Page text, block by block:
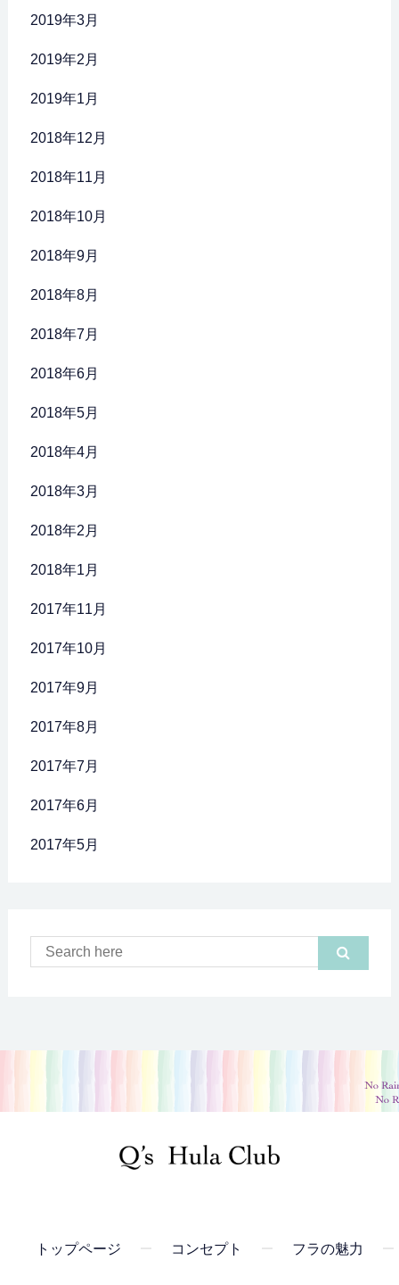
2019年3月
2019年2月
2019年1月
2018年12月
2018年11月
2018年10月
2018年9月
2018年8月
2018年7月
2018年6月
2018年5月
2018年4月
2018年3月
2018年2月
2018年1月
2017年11月
2017年10月
2017年9月
2017年8月
2017年7月
2017年6月
2017年5月
トップページ コンセプト フラの魅力